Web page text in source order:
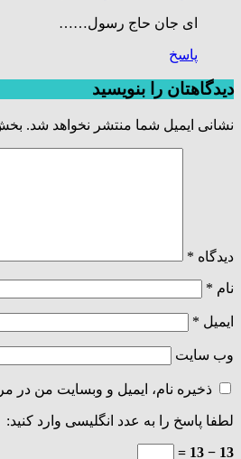
ای جان حاج رسول……
پاسخ
دیدگاهتان را بنویسید
نشانی ایمیل شما منتشر نخواهد شد.
دیدگاه *
نام *
ایمیل *
وب‌ سایت
ذخیره نام، ایمیل و وبسایت من در
لطفا پاسخ را به عدد انگلیسی وارد کنید:
13 − 13 =